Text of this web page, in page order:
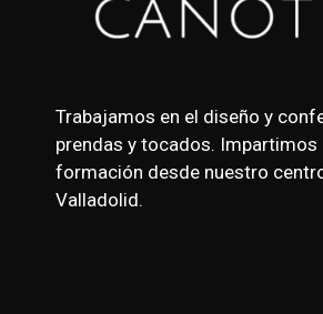
Trabajamos en el diseño y
prendas y tocados. Impartimos
formación desde nuestro
Valladolid.